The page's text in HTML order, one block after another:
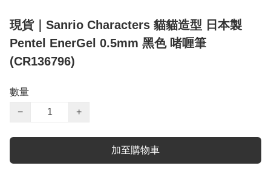
現貨｜Sanrio Characters 貓貓造型 日本製
Pentel EnerGel 0.5mm 黑色 啫喱筆
(CR136796)
數量
−
+
加至購物車